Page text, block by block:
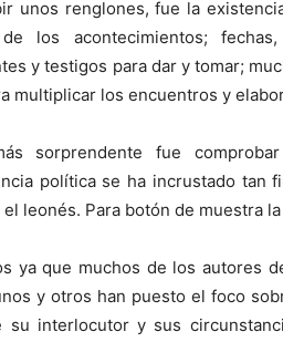
unos renglones, fue la
los acontecimientos;
y testigos para dar y tomar;
multiplicar los encuentros y
sorprendente fue
política se ha incrustado tan
el leonés. Para botón de muestra
ya que muchos de los autores
y otros han puesto el foco
su interlocutor y sus